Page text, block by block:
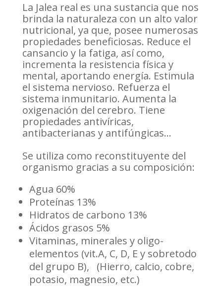
La Jalea real es una sustancia que nos
brinda la naturaleza con un alto valor
nutricional, ya que, posee numerosas
propiedades beneficiosas. Reduce el
cansancio y la fatiga, así como,
incrementa la resistencia física y
mental, aportando energía. Estimula
el sistema nervioso. Refuerza el
sistema inmunitario. Aumenta la
oxigenación del cerebro. Tiene
propiedades antivíricas,
antibacterianas y antifúngicas…
Se utiliza como reconstituyente del
organismo gracias a su composición:
Agua 60%
Proteínas 13%
Hidratos de carbono 13%
Ácidos grasos 5%
Vitaminas, minerales y oligo-
elementos (vit.A, C, D, E y sobretodo
del grupo B), (Hierro, calcio, cobre,
potasio, magnesio, etc.)